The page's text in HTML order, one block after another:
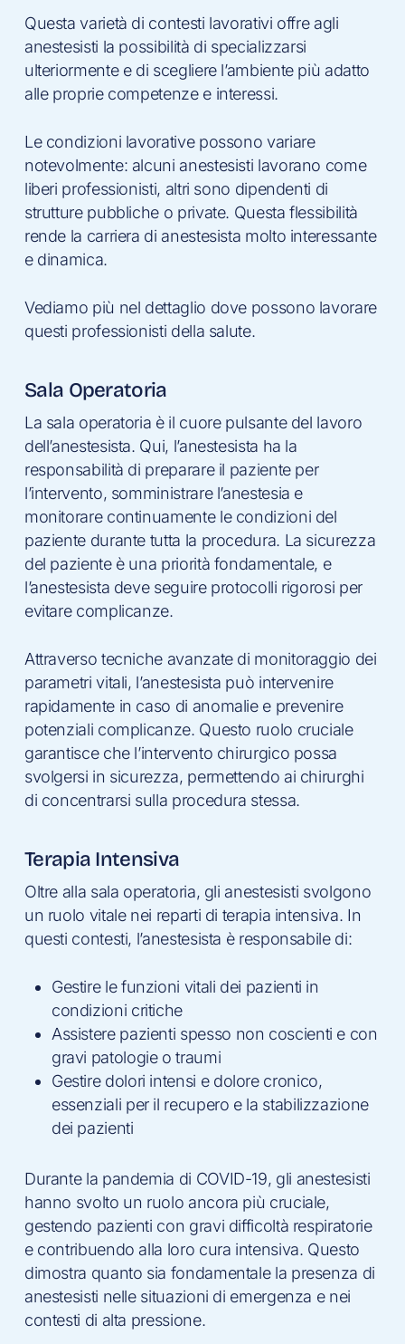
Questa varietà di contesti lavorativi offre agli
anestesisti la possibilità di specializzarsi
ulteriormente e di scegliere l’ambiente più adatto
alle proprie competenze e interessi.
Le condizioni lavorative possono variare
notevolmente: alcuni anestesisti lavorano come
liberi professionisti, altri sono dipendenti di
strutture pubbliche o private. Questa flessibilità
rende la carriera di anestesista molto interessante
e dinamica.
Vediamo più nel dettaglio dove possono lavorare
questi professionisti della salute.
Sala Operatoria
La sala operatoria è il cuore pulsante del lavoro
dell’anestesista. Qui, l’anestesista ha la
responsabilità di preparare il paziente per
l’intervento, somministrare l’anestesia e
monitorare continuamente le condizioni del
paziente durante tutta la procedura. La sicurezza
del paziente è una priorità fondamentale, e
l’anestesista deve seguire protocolli rigorosi per
evitare complicanze.
Attraverso tecniche avanzate di monitoraggio dei
parametri vitali, l’anestesista può intervenire
rapidamente in caso di anomalie e prevenire
potenziali complicanze. Questo ruolo cruciale
garantisce che l’intervento chirurgico possa
svolgersi in sicurezza, permettendo ai chirurghi
di concentrarsi sulla procedura stessa.
Terapia Intensiva
Oltre alla sala operatoria, gli anestesisti svolgono
un ruolo vitale nei reparti di terapia intensiva. In
questi contesti, l’anestesista è responsabile di:
Gestire le funzioni vitali dei pazienti in
condizioni critiche
Assistere pazienti spesso non coscienti e con
gravi patologie o traumi
Gestire dolori intensi e dolore cronico,
essenziali per il recupero e la stabilizzazione
dei pazienti
Durante la pandemia di COVID-19, gli anestesisti
hanno svolto un ruolo ancora più cruciale,
gestendo pazienti con gravi difficoltà respiratorie
e contribuendo alla loro cura intensiva. Questo
dimostra quanto sia fondamentale la presenza di
anestesisti nelle situazioni di emergenza e nei
contesti di alta pressione.